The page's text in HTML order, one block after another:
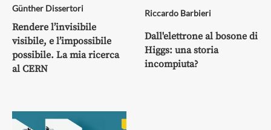
Günther Dissertori
Rendere l’invisibile
visibile, e l’impossibile
possibile. La mia ricerca
al CERN
Riccardo Barbieri
Dall'elettrone al bosone di
Higgs: una storia
incompiuta?